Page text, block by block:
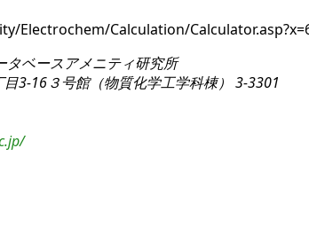
Electrochem/Calculation/
タベースアメニティ研究所
3-16３号館（物質化学工学科棟） 3-3301